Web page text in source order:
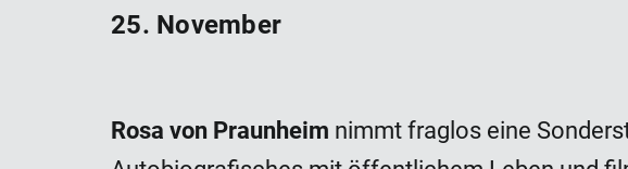
25. November
Rosa von Praunheim nimmt fraglos eine